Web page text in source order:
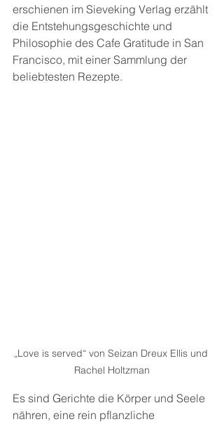
erschienen im Sieveking Verlag erzählt
die Entstehungsgeschichte und
Philosophie des Cafe Gratitude in San
Francisco, mit einer Sammlung der
beliebtesten Rezepte.
„Love is served“ von Seizan Dreux Ellis und
Rachel Holtzman
Es sind Gerichte die Körper und Seele
nähren, eine rein pflanzliche